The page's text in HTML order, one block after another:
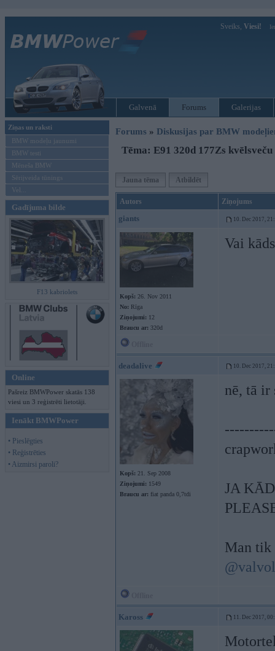
Sveiks, Viesi!
Galvenā Forums Galerijas
Ziņas un raksti
BMW modeļu jaunumi
BMW testi
Mēneša BMW
Sērijveida tūnings
Vel...
Gadījuma bilde
F13 kabriolets
Online
Pašreiz BMWPower skatās 138
viesi un 3 reģistrēti lietotāji.
Ienākt BMWPower
• Pieslēgties
• Reģistrēties
• Aizmirsi paroli?
Forums » Diskusijas par BMW
Tēma: E91 320d 177Zs
Jauna tēma Atbildēt
Autors Ziņojums
giants 10. Dec 2017,
Kopš: 26. Nov 2011
No: Rīga
Ziņojumi: 12
Braucu ar: 320d
Vai
deadalive 10. Dec 2017,
Kopš: 21. Sep 2008
Ziņojumi: 1549
Braucu ar: fiat panda 0,7tdi
nē, tā
JA
Man tik
Kaross 11. Dec 2017,